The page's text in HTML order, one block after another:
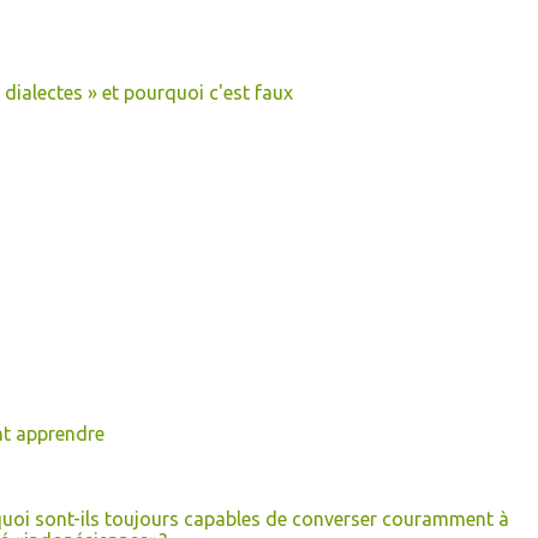
dialectes » et pourquoi c'est faux
apprendre
sont-ils toujours capables de converser couramment à